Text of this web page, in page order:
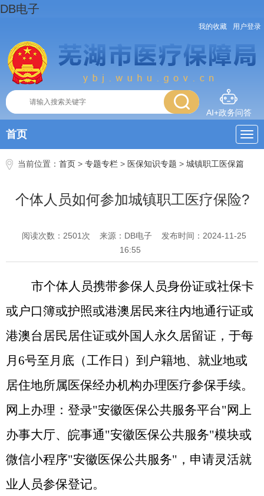
DB电子
我的收藏 用户登录
AI+政务问答
首页
当前位置： 首页 > 专题专栏 > 医保知识专题 > 城镇职工医保篇
个体人员如何参加城镇职工医疗保险?
阅读次数： 2501 次 来源：DB电子
发布时间：2024-11-25
16:55
市个体人员携带参保人员身份证或社保卡
或户口簿或护照或港澳居民来往内地通行证或
港澳台居民居住证或外国人永久居留证，于每
月 6号至月底（工作日）到户籍地、就业地或
居住地所属医保经办机构办理医疗参保手续。
网上办理：登录"安徽医保公共服务平台"网上
办事大厅、皖事通"安徽医保公共服务"模块或
微信小程序"安徽医保公共服务"，申请灵活就
业人员参保登记。